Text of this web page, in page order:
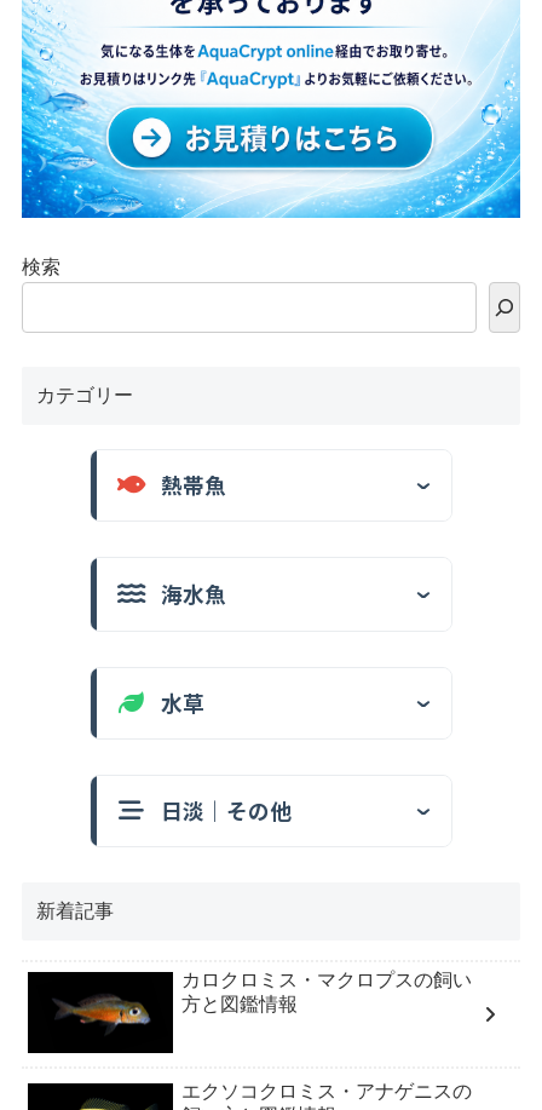
検索
カテゴリー
熱帯魚
海水魚
水草
日淡｜その他
新着記事
カロクロミス・マクロプスの飼い
方と図鑑情報
エクソコクロミス・アナゲニスの